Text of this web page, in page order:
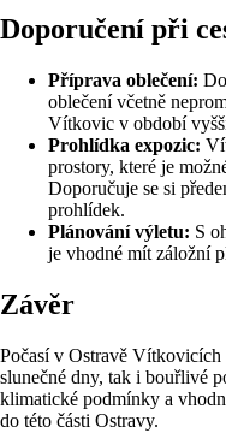
Doporučení při
Příprava oblečení:
oblečení včetně
Vítkovic v období
Prohlídka expozic:
prostory, které je
Doporučuje se si
prohlídek.
Plánování výletu: S
je vhodné mít záložní
Závěr
Počasí v Ostravě
slunečné dny, tak i bouřlivé
klimatické podmínky a
do této části Ostravy.